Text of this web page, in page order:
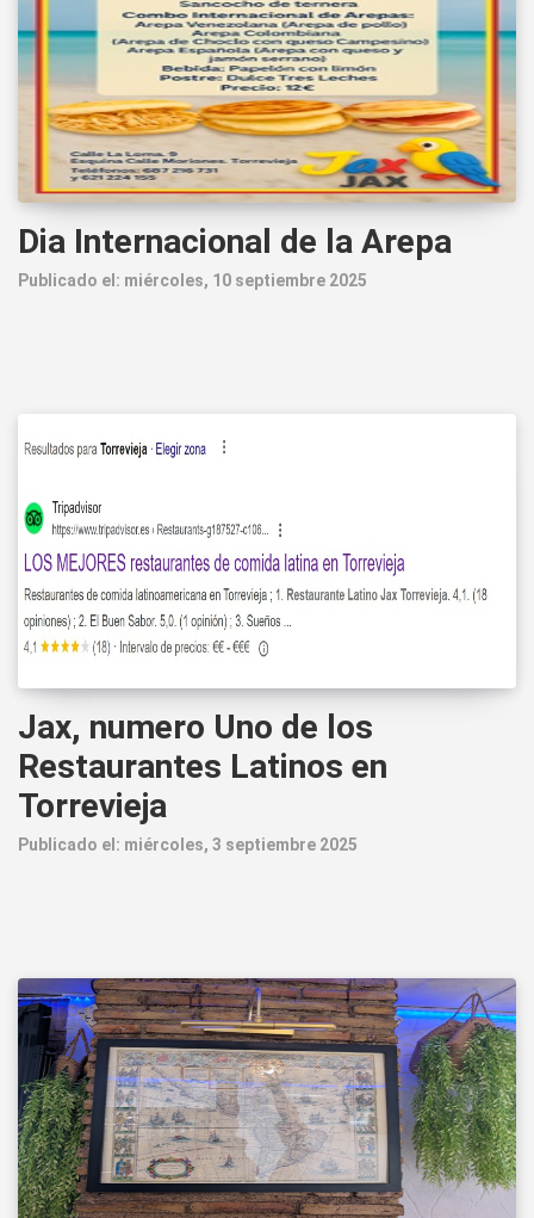
Dia Internacional de la Arepa
Publicado el: miércoles, 10 septiembre 2025
Jax, numero Uno de los
Restaurantes Latinos en
Torrevieja
Publicado el: miércoles, 3 septiembre 2025